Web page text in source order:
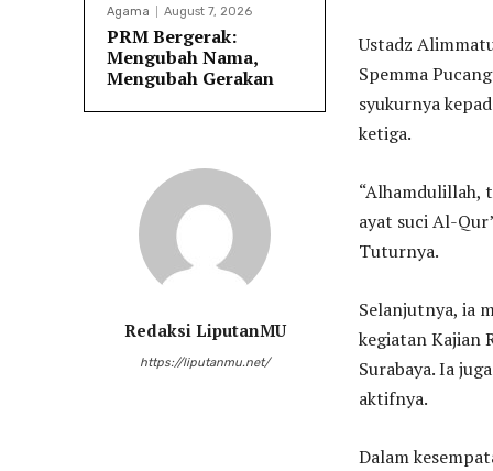
Agama August 7, 2026
PRM Bergerak:
Mengubah Nama,
Mengubah Gerakan
Redaksi LiputanMU
https://liputanmu.net/
Ustadz
Spemma
syukurnya
ketiga.
“Alhamdulillah,
ayat suci Al-
Tuturnya.
Selanjutnya, ia
kegiatan Kajian
Surabaya. Ia
aktifnya.
Dalam